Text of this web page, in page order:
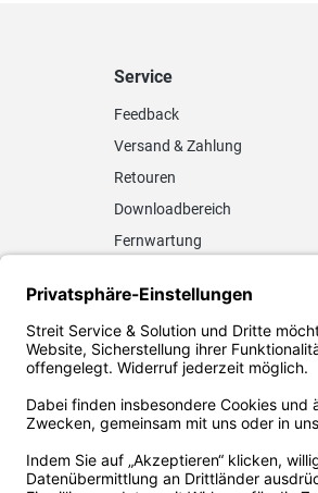
Service
Feedback
Versand & Zahlung
Retouren
Downloadbereich
Fernwartung
Elektronischer
Rechnungsversand
FAQ EUDR